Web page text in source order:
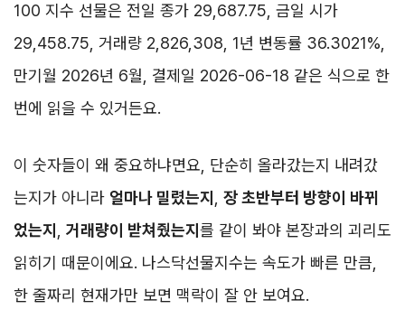
100 지수 선물은 전일 종가 29,687.75, 금일 시가
29,458.75, 거래량 2,826,308, 1년 변동률 36.3021%,
만기월 2026년 6월, 결제일 2026-06-18 같은 식으로 한
번에 읽을 수 있거든요.
이 숫자들이 왜 중요하냐면요, 단순히 올라갔는지 내려갔
는지가 아니라 얼마나 밀렸는지
장 초반부터 방향이 바뀌
었는지
거래량이 받쳐줬는지 를 같이 봐야 본장과의 괴리도
읽히기 때문이에요. 나스닥선물지수는 속도가 빠른 만큼,
한 줄짜리 현재가만 보면 맥락이 잘 안 보여요.